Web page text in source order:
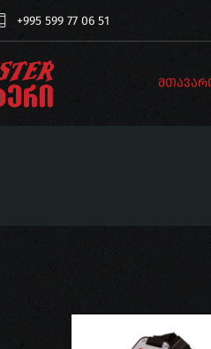
+995 599 77 06 51